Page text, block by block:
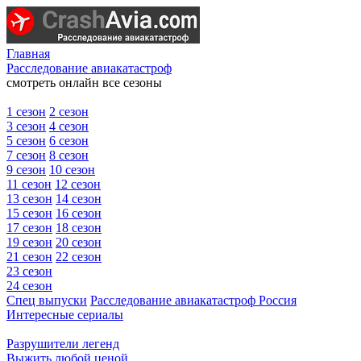
Главная
Расследование авиакатастроф
смотреть онлайн все сезоны
1 сезон 2 сезон
3 сезон 4 сезон
5 сезон 6 сезон
7 сезон 8 сезон
9 сезон 10 сезон
11 сезон 12 сезон
13 сезон 14 сезон
15 сезон 16 сезон
17 сезон 18 сезон
19 сезон 20 сезон
21 сезон 22 сезон
23 сезон
24 сезон
Спец выпуски Расследование авиакатастроф Россия
Интересные сериалы
Разрушители легенд
Выжить любой ценой